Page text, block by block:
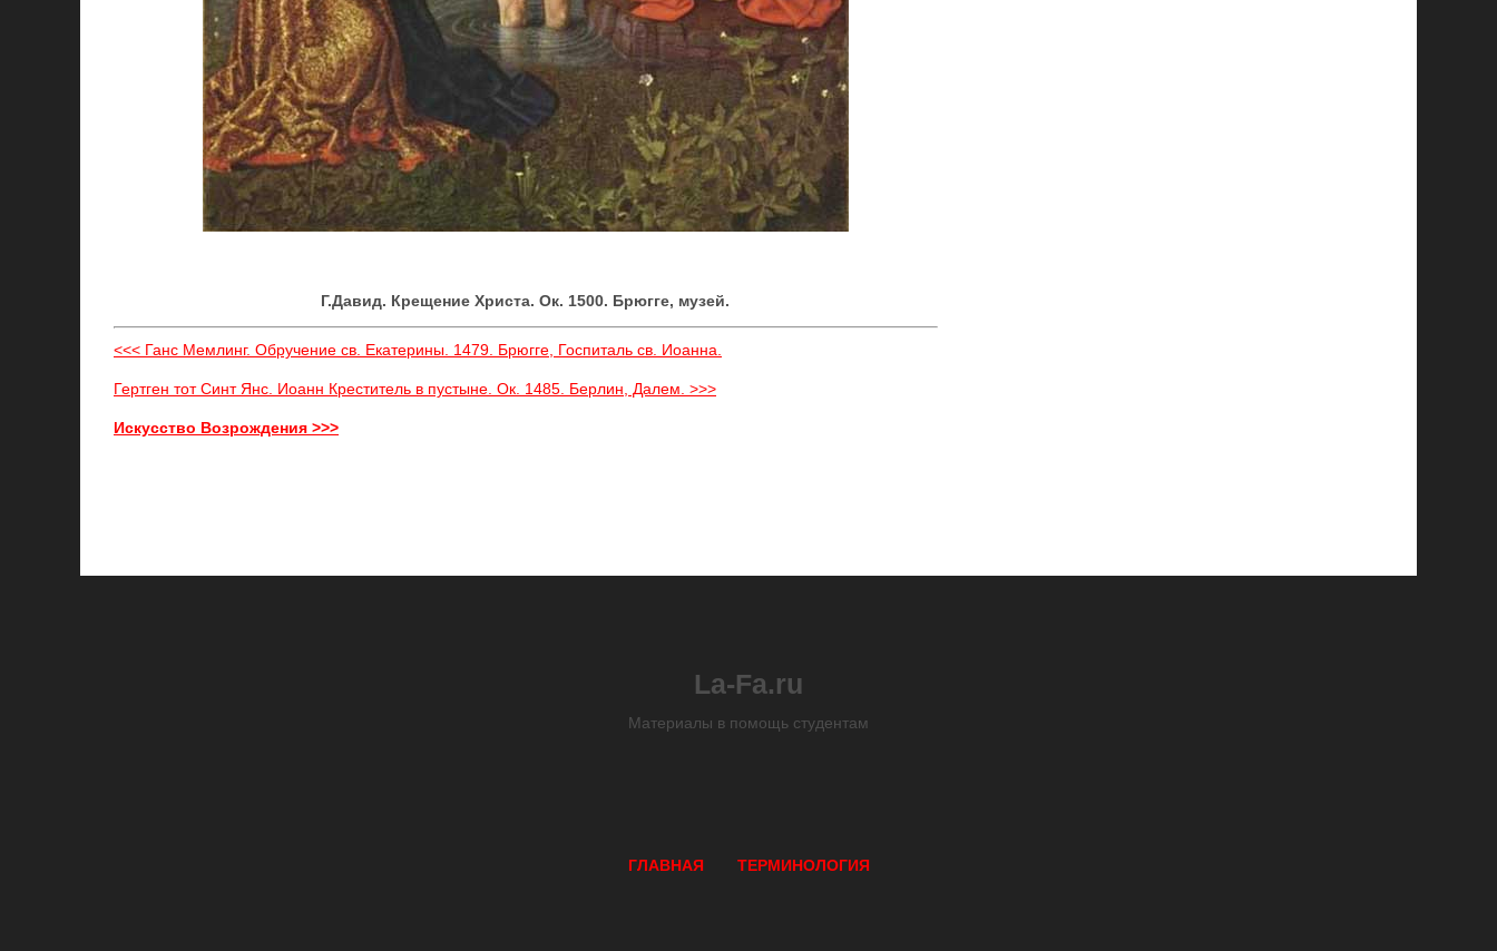
Г.Давид. Крещение Христа. Ок. 1500. Брюгге, музей.
<<< Ганс Мемлинг. Обручение св. Екатерины. 1479. Брюгге, Госпиталь св. Иоанна.
Гертген тот Синт Янс. Иоанн Креститель в пустыне. Ок. 1485. Берлин, Далем. >>>
Искусство Возрождения >>>
La-Fa.ru
Материалы в помощь студентам
ГЛАВНАЯ ТЕРМИНОЛОГИЯ